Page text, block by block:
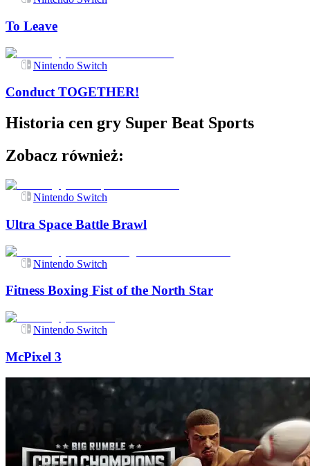
To Leave
Nintendo Switch
Conduct TOGETHER!
Historia cen gry Super Beat Sports
Zobacz również:
Nintendo Switch
Ultra Space Battle Brawl
Nintendo Switch
Fitness Boxing Fist of the North Star
Nintendo Switch
McPixel 3